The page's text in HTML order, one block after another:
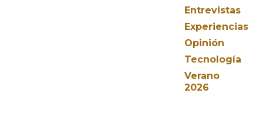
Entrevistas
Experiencias
Opinión
Tecnología
Verano
2026